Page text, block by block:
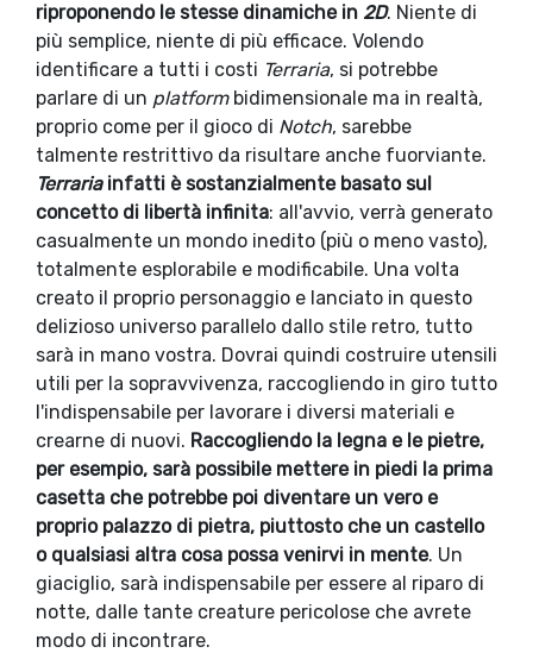
riproponendo le stesse dinamiche in 2D. Niente di
più semplice, niente di più efficace. Volendo
identificare a tutti i costi Terraria, si potrebbe
parlare di un platform bidimensionale ma in realtà,
proprio come per il gioco di Notch, sarebbe
talmente restrittivo da risultare anche fuorviante.
Terraria infatti è sostanzialmente basato sul
concetto di libertà infinita: all'avvio, verrà generato
casualmente un mondo inedito (più o meno vasto),
totalmente esplorabile e modificabile. Una volta
creato il proprio personaggio e lanciato in questo
delizioso universo parallelo dallo stile retro, tutto
sarà in mano vostra. Dovrai quindi costruire utensili
utili per la sopravvivenza, raccogliendo in giro tutto
l'indispensabile per lavorare i diversi materiali e
crearne di nuovi. Raccogliendo la legna e le pietre,
per esempio, sarà possibile mettere in piedi la prima
casetta che potrebbe poi diventare un vero e
proprio palazzo di pietra, piuttosto che un castello
o qualsiasi altra cosa possa venirvi in mente. Un
giaciglio, sarà indispensabile per essere al riparo di
notte, dalle tante creature pericolose che avrete
modo di incontrare.